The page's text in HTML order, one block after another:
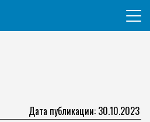
гражданин
Дата публикации: 30.10.2023